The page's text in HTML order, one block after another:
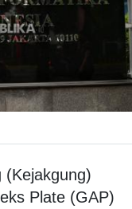
Plate (GAP)